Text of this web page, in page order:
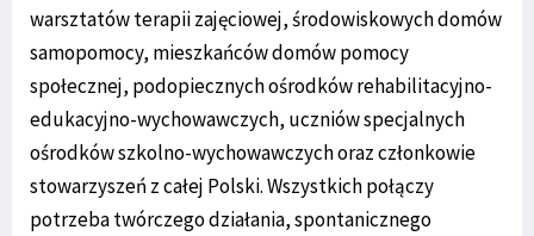
warsztatów terapii zajęciowej, środowiskowych domów
samopomocy, mieszkańców domów pomocy
społecznej, podopiecznych ośrodków rehabilitacyjno-
edukacyjno-wychowawczych, uczniów specjalnych
ośrodków szkolno-wychowawczych oraz członkowie
stowarzyszeń z całej Polski. Wszystkich połączy
potrzeba twórczego działania, spontanicznego